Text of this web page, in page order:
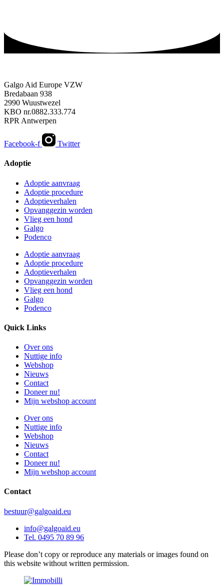
Galgo Aid Europe VZW
Bredabaan 938
2990 Wuustwezel
KBO nr.0882.333.774
RPR Antwerpen
Facebook-f Twitter
Adoptie
Adoptie aanvraag
Adoptie procedure
Adoptieverhalen
Opvanggezin worden
Vlieg een hond
Galgo
Podenco
Adoptie aanvraag
Adoptie procedure
Adoptieverhalen
Opvanggezin worden
Vlieg een hond
Galgo
Podenco
Quick Links
Over ons
Nuttige info
Webshop
Nieuws
Contact
Doneer nu!
Mijn webshop account
Over ons
Nuttige info
Webshop
Nieuws
Contact
Doneer nu!
Mijn webshop account
Contact
bestuur@galgoaid.eu
info@galgoaid.eu
Tel. 0495 70 89 96
Please don’t copy or reproduce any materials or images found on
this website without written permission.